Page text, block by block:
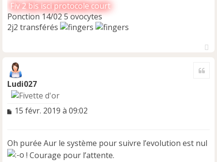
Fiv 2 bis isci protocole court
Ponction 14/02 5 ovocytes
2j2 transférés
Ludi027
M
s
a
g
15 févr. 2019 à 09:02
Oh purée Aur le système pour suivre l’evolution est nul
! Courage pour l’attente.